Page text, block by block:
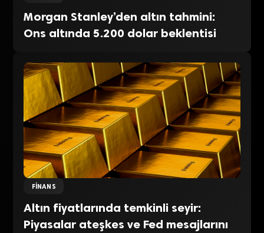
Morgan Stanley’den altın tahmini:
Ons altında 5.200 dolar beklentisi
FINANS
Altın fiyatlarında temkinli seyir:
Piyasalar ateşkes ve Fed mesajlarını